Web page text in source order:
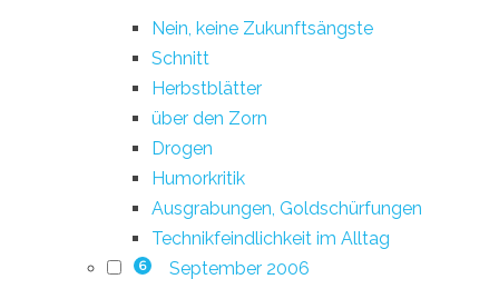
Nein, keine Zukunftsängste
Schnitt
Herbstblätter
über den Zorn
Drogen
Humorkritik
Ausgrabungen, Goldschürfungen
Technikfeindlichkeit im Alltag
6 September 2006